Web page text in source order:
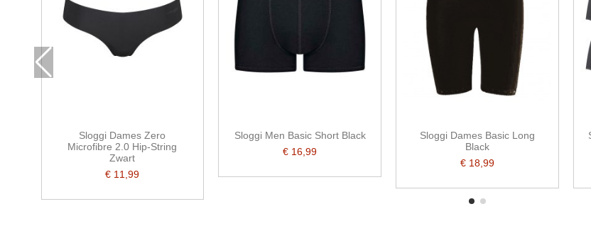
Sloggi Dames Zero
Microfibre 2.0 Hip-String
Zwart
€ 11,99
Sloggi Men Basic Short Black
€ 16,99
Sloggi Dames Basic Long
Black
€ 18,99